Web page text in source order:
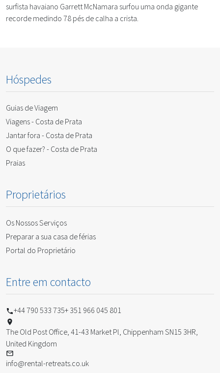
surfista havaiano Garrett McNamara surfou uma onda gigante
recorde medindo 78 pés de calha a crista.
Hóspedes
Guias de Viagem
Viagens - Costa de Prata
Jantar fora - Costa de Prata
O que fazer? - Costa de Prata
Praias
Proprietários
Os Nossos Serviços
Preparar a sua casa de férias
Portal do Proprietário
Entre em contacto
+44 790 533 735+ 351 966 045 801
The Old Post Office, 41-43 Market Pl, Chippenham SN15 3HR,
United Kingdom
info@rental-retreats.co.uk